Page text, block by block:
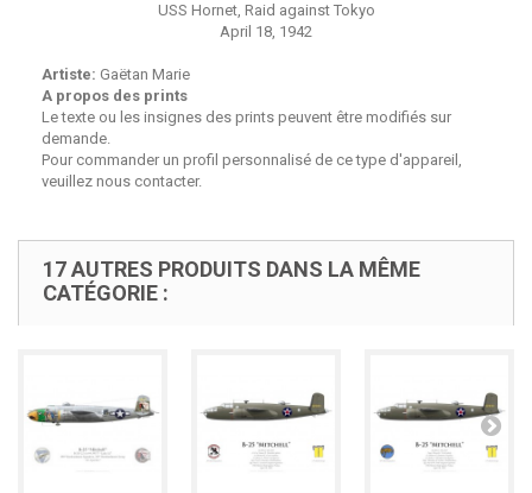
USS Hornet, Raid against Tokyo
April 18, 1942
Artiste: Gaëtan Marie
A propos des prints
Le texte ou les insignes des prints peuvent être modifiés sur
demande.
Pour commander un profil personnalisé de ce type d'appareil,
veuillez nous contacter.
17 AUTRES PRODUITS DANS LA MÊME
CATÉGORIE :